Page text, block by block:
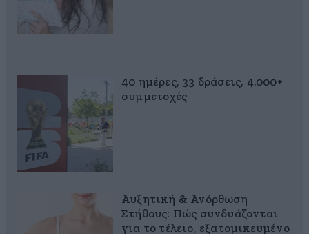
40 ημέρες, 33 δράσεις, 4.000+
συμμετοχές
Αυξητική & Ανόρθωση
Στήθους: Πώς συνδυάζονται
για το τέλειο, εξατομικευμένο